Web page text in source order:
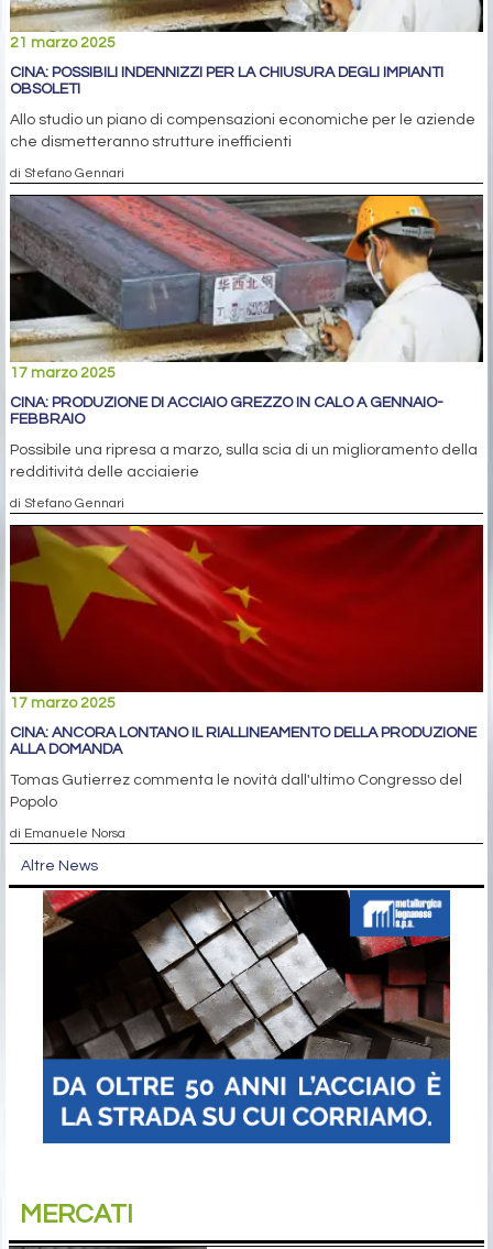
21 marzo 2025
CINA: POSSIBILI INDENNIZZI PER LA CHIUSURA DEGLI IMPIANTI
OBSOLETI
Allo studio un piano di compensazioni economiche per le aziende
che dismetteranno strutture inefficienti
di Stefano Gennari
17 marzo 2025
CINA: PRODUZIONE DI ACCIAIO GREZZO IN CALO A GENNAIO-
FEBBRAIO
Possibile una ripresa a marzo, sulla scia di un miglioramento della
redditività delle acciaierie
di Stefano Gennari
17 marzo 2025
CINA: ANCORA LONTANO IL RIALLINEAMENTO DELLA PRODUZIONE
ALLA DOMANDA
Tomas Gutierrez commenta le novità dall'ultimo Congresso del
Popolo
di Emanuele Norsa
Altre News
MERCATI